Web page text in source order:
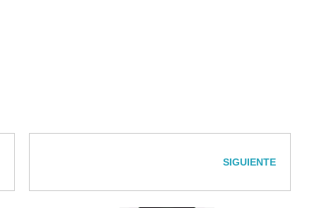
SIGUIENTE